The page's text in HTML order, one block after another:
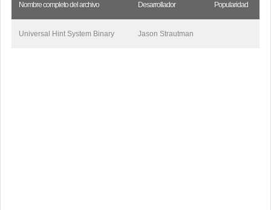
Nombre completo del archivo Desarrollador Popularidad
Universal Hint System Binary Jason Strautman